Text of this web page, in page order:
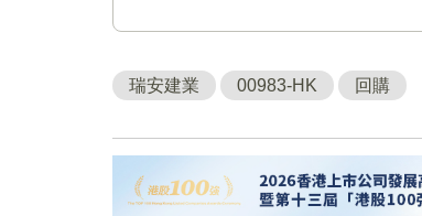
瑞安建業 00983-HK 回購